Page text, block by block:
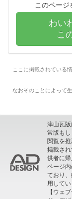
このペー
わい
こ
ここに掲載されている
なおそのことによって
津山瓦版
常版もし
閲覧を推
掲載さ
供者に帰
ページ内
ており
用してい
【ウェ